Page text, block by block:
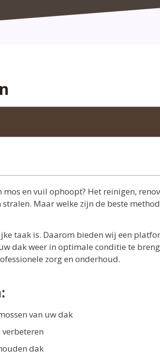
en vuil ophoopt? Het reinigen,
Maar welke zijn de beste
taak is. Daarom bieden wij een
dak weer in optimale conditie te
zorg en onderhoud.
van uw dak
dak